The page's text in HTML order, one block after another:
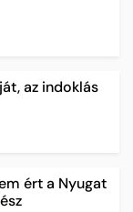
az indoklás
ért a Nyugat